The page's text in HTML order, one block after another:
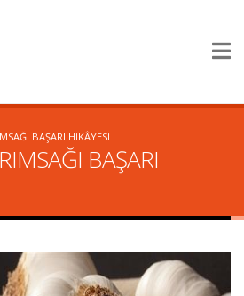
×
BAŞARI HİKÂYESİ
BAŞARI